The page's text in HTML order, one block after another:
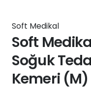
Soft Medikal
Soft
Soğuk
Kemeri